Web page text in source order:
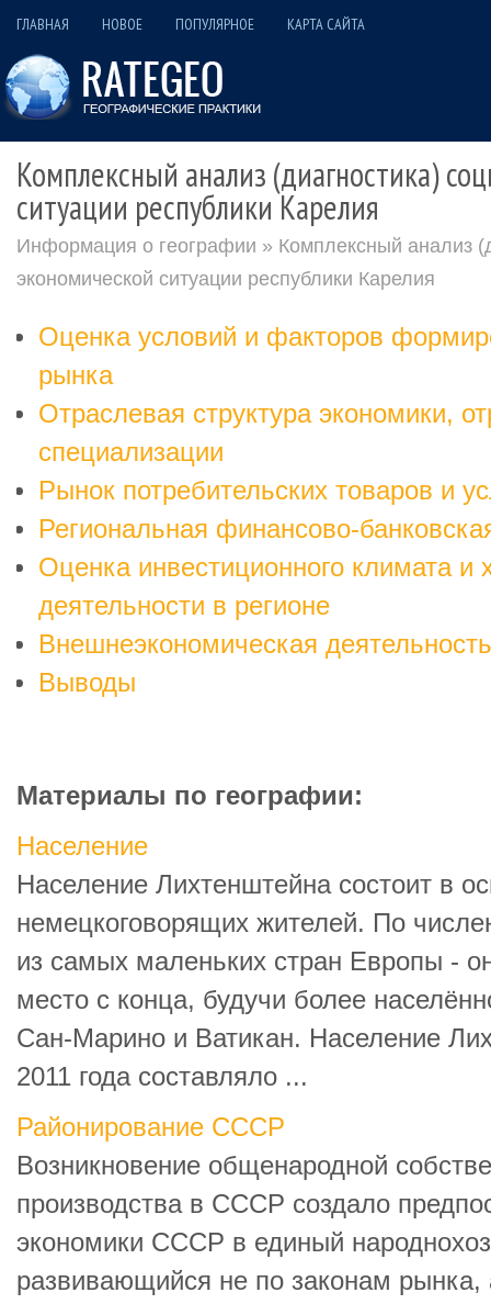
ГЛАВНАЯ НОВОЕ ПОПУЛЯРНОЕ КАРТА САЙТА
Комплексный анализ (диагностика)
ситуации республики Карелия
Информация о географии » Комплексный анализ
экономической ситуации республики Карелия
Оценка условий и факторов
рынка
Отраслевая структура экономики,
специализации
Рынок потребительских товаров и
Региональная финансово-
Оценка инвестиционного климата и
деятельности в регионе
Внешнеэкономическая деятельность
Выводы
Материалы по географии:
Население
Население Лихтенштейна состоит в
немецкоговорящих жителей. По
из самых маленьких стран Европы -
место с конца, будучи более
Сан-Марино и Ватикан. Население
2011 года составляло ...
Районирование СССР
Возникновение общенародной
производства в СССР создало
экономики СССР в единый
развивающийся не по законам рынка,